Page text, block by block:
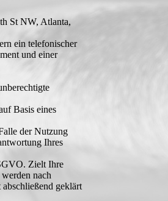
St NW, Atlanta,
ein telefonischer
und einer
Basis eines
der Nutzung
Ihres
Zielt Ihre
nach
geklärt